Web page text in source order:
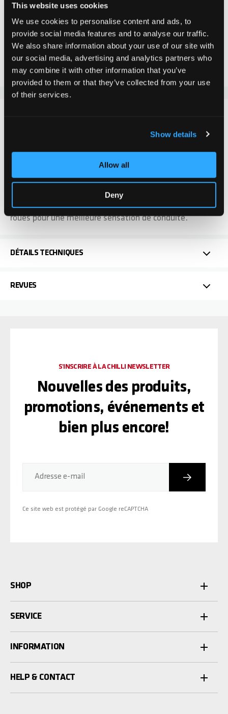
This website uses cookies
We use cookies to personalise content and ads, to
provide social media features and to analyse our traffic.
We also share information about your use of our site with
our social media, advertising and analytics partners who
may combine it with other information that you’ve
provided to them or that they’ve collected from your use
of their services.
Show details
Allow all
Deny
Ajouter à la liste d'achats
Ajouter au comparateur
billes ABEC-9 et d'un spacer et sont vendues
séparément. La dureté de 90A assure un rebond parfait
et donc un roulement doux et silencieux. En raison
d'une usure plus importante de la roue arrière, due au
freinage, nous recommandons donc l'achat de deux
roues pour une meilleure sensation de conduite.
DÉTAILS TECHNIQUES
REVUES
Adresse e-mail Inscription
Ce site web est protégé par Google reCAPTCHA
S'INSCRIRE À LA CHILLI NEWSLETTER
Nouvelles des produits,
promotions, événements et
bien plus encore!
SHOP
SERVICE
INFORMATION
HELP & CONTACT